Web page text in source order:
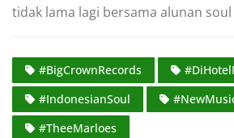
tidak lama lagi bersama alunan
#BigCrownRecords
#IndonesianSoul
#TheeMarloes